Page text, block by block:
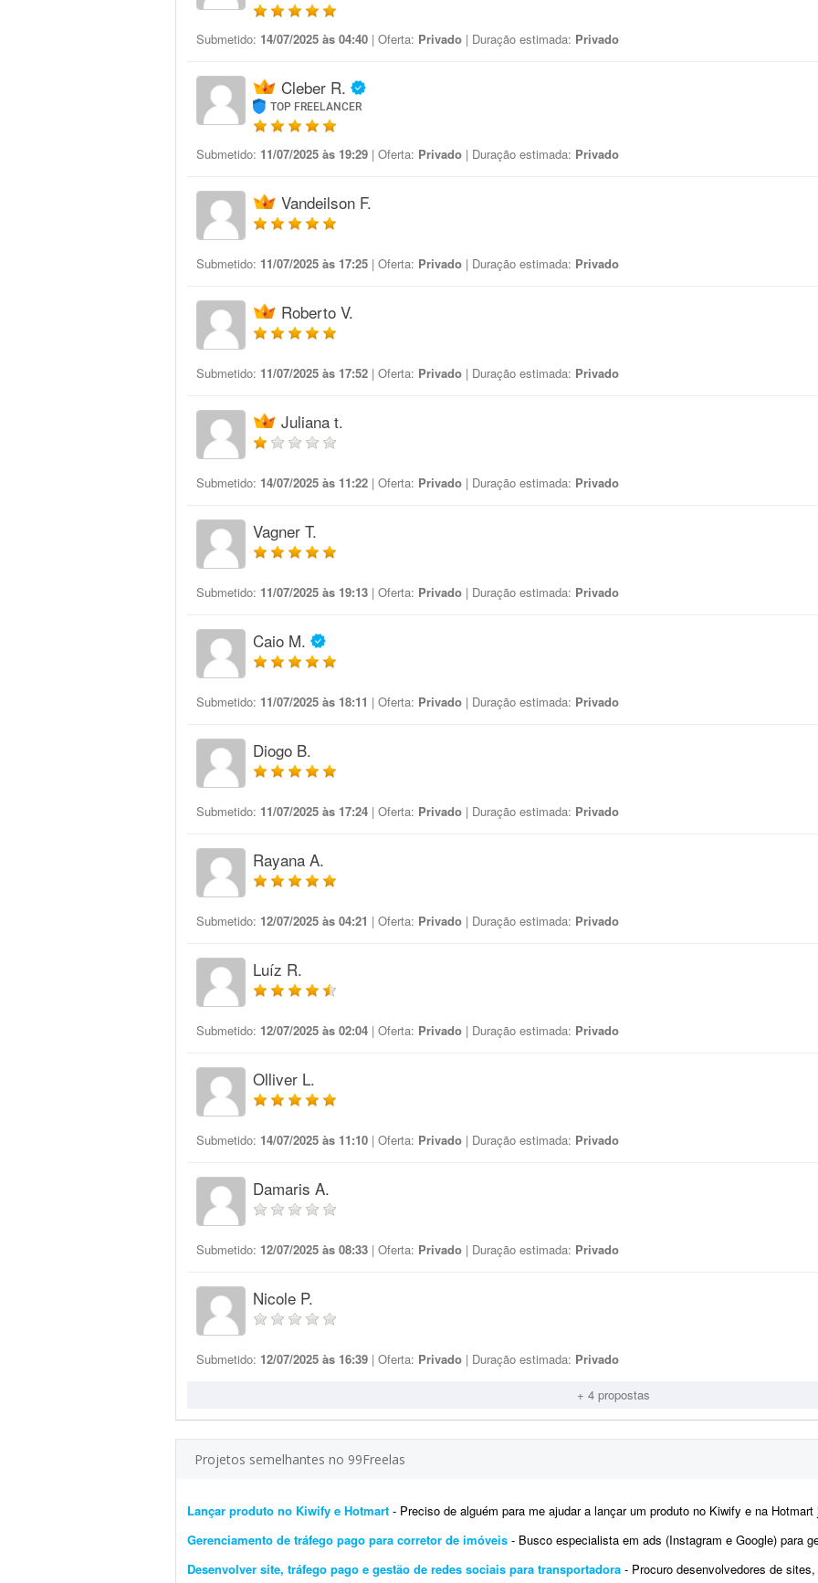
Submetido: 14/07/2025 às 04:40 | Oferta: Privado | Duração estimada: Privado
Cleber R.
TOP FREELANCER
Submetido: 11/07/2025 às 19:29 | Oferta: Privado | Duração estimada: Privado
Vandeilson F.
Submetido: 11/07/2025 às 17:25 | Oferta: Privado | Duração estimada: Privado
Roberto V.
Submetido: 11/07/2025 às 17:52 | Oferta: Privado | Duração estimada: Privado
Juliana t.
Submetido: 14/07/2025 às 11:22 | Oferta: Privado | Duração estimada: Privado
Vagner T.
Submetido: 11/07/2025 às 19:13 | Oferta: Privado | Duração estimada: Privado
Caio M.
Submetido: 11/07/2025 às 18:11 | Oferta: Privado | Duração estimada: Privado
Diogo B.
Submetido: 11/07/2025 às 17:24 | Oferta: Privado | Duração estimada: Privado
Rayana A.
Submetido: 12/07/2025 às 04:21 | Oferta: Privado | Duração estimada: Privado
Luíz R.
Submetido: 12/07/2025 às 02:04 | Oferta: Privado | Duração estimada: Privado
Olliver L.
Submetido: 14/07/2025 às 11:10 | Oferta: Privado | Duração estimada: Privado
Damaris A.
Submetido: 12/07/2025 às 08:33 | Oferta: Privado | Duração estimada: Privado
Nicole P.
Submetido: 12/07/2025 às 16:39 | Oferta: Privado | Duração estimada: Privado
+ 4 propostas
Projetos semelhantes no 99Freelas
Lançar produto no Kiwify e Hotmart - Preciso de alguém para me ajudar a lançar um produto no Kiwify e na Hotmart já neste final de semana.
Gerenciamento de tráfego pago para corretor de imóveis - Busco especialista em ads (Instagram e Google) para gerenciar meu tráfego pago. Neste
Desenvolver site, tráfego pago e gestão de redes sociais para transportadora - Procuro desenvolvedores de sites, profissionais de social media e especialistas em